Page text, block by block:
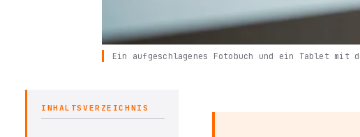
Ein aufgeschlagenes Fotobuch und ein Tablet mit
INHALTSVERZEICHNIS